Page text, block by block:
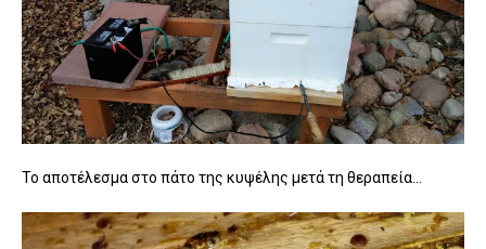
Το αποτέλεσμα στο πάτο της κυψέλης μετά τη θεραπεία...